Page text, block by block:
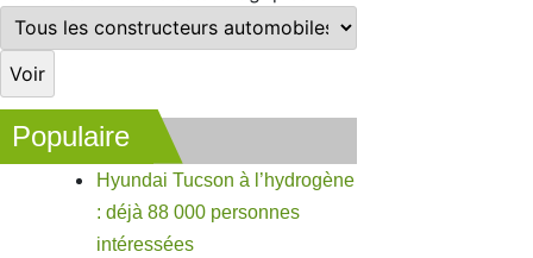
Populaire
Hyundai Tucson à l’hydrogène
: déjà 88 000 personnes
intéressées